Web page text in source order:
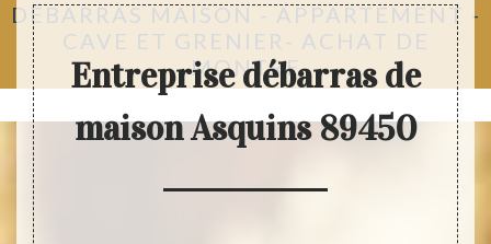
DÉBARRAS MAISON - APPARTEMENT -
CAVE ET GRENIER- ACHAT DE
MONTRE
Entreprise débarras de
maison Asquins 89450